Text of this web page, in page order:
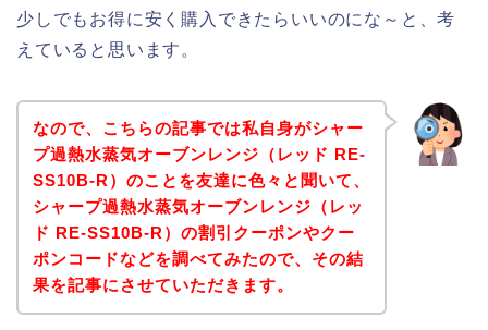
少しでもお得に安く購入できたらいいのにな～と、考
えていると思います。
なので、こちらの記事では私自身がシャー
プ過熱水蒸気オーブンレンジ（レッド RE-
SS10B-R）のことを友達に色々と聞いて、
シャープ過熱水蒸気オーブンレンジ（レッ
ド RE-SS10B-R）の割引クーポンやクー
ポンコードなどを調べてみたので、その結
果を記事にさせていただきます。